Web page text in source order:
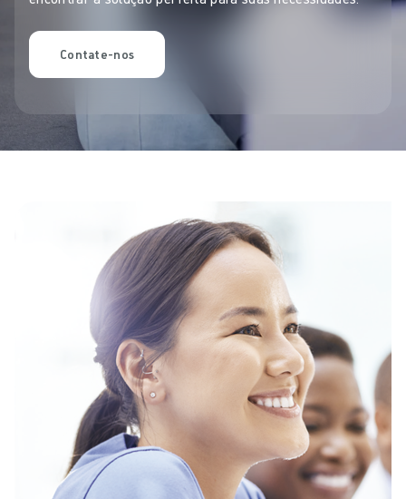
Contate-nos